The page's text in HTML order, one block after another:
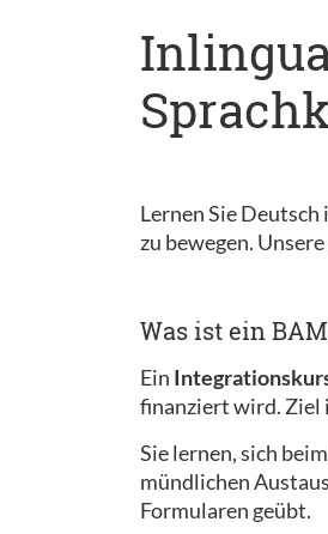
Lernen Sie
zu bewegen.
Was ist ein
Ein
finanziert wird. Ziel
Sie lernen, sich
mündlichen
Formularen geübt.